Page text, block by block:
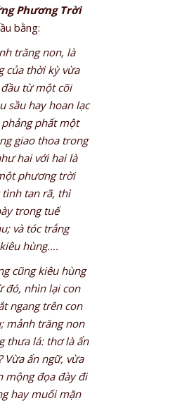
Phương Trời
bằng:
trăng non, là
của thời kỳ vừa
từ một cõi
sầu hay hoan lạc
phất một
giao thoa trong
hai với hai là
phương trời
tình tan rã, thì
trong tuế
và tóc trắng
hùng….
cũng kiêu hùng
đó, nhìn lại con
ngang trên con
mảnh trăng non
thưa lá: thơ là ẩn
Vừa ẩn ngữ, vừa
mộng đọa đày đi
hay muối mặn